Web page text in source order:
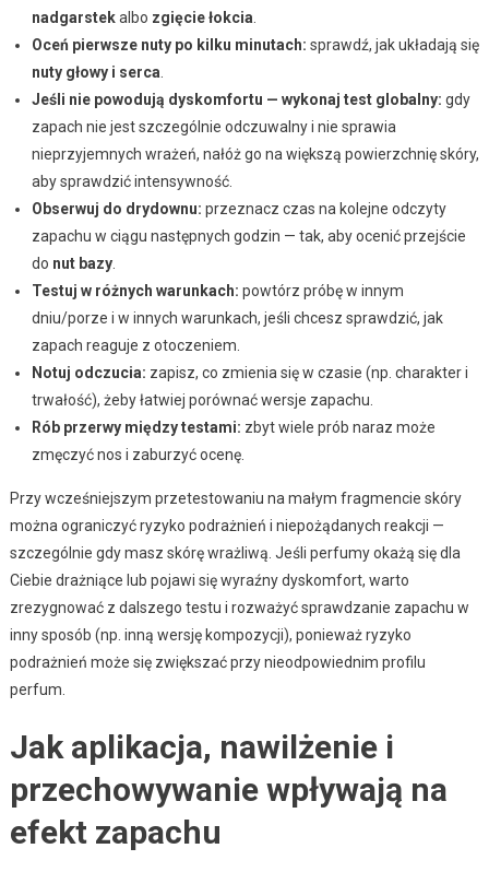
nadgarstekalbo zgięcie łokcia
Oceń pierwsze nuty po kilku minutach: sprawdź, jak układają się
nuty głowy i serca
Jeśli nie powodują dyskomfortu — wykonaj test globalny: gdy
zapach nie jest szczególnie odczuwalny i nie sprawia
nieprzyjemnych wrażeń, nałóż go na większą powierzchnię skóry,
aby sprawdzić intensywność.
Obserwuj do drydownu: przeznacz czas na kolejne odczyty
zapachu w ciągu następnych godzin — tak, aby ocenić przejście
do nut bazy.
Testuj w różnych warunkach: powtórz próbę w innym
dniu/porze i w innych warunkach, jeśli chcesz sprawdzić, jak
zapach reaguje z otoczeniem.
Notuj odczucia: zapisz, co zmienia się w czasie (np. charakter i
trwałość), żeby łatwiej porównać wersje zapachu.
Rób przerwy między testami: zbyt wiele prób naraz może
zmęczyć nos i zaburzyć ocenę.
Przy wcześniejszym przetestowaniu na małym fragmencie skóry
można ograniczyć ryzyko podrażnień i niepożądanych reakcji —
szczególnie gdy masz skórę wrażliwą. Jeśli perfumy okażą się dla
Ciebie drażniące lub pojawi się wyraźny dyskomfort, warto
zrezygnować z dalszego testu i rozważyć sprawdzanie zapachu w
inny sposób (np. inną wersję kompozycji), ponieważ ryzyko
podrażnień może się zwiększać przy nieodpowiednim profilu
perfum.
Jak aplikacja, nawilżenie i
przechowywanie wpływają na
efekt zapachu